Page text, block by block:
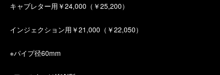
キャブレター用￥24,000（￥25,200）
インジェクション用￥21,000（￥22,050）
※パイプ径60mm